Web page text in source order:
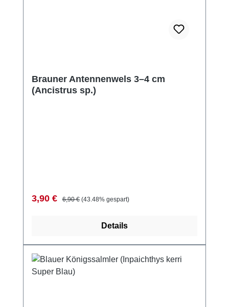
Brauner Antennenwels 3–4 cm
(Ancistrus sp.)
Verkaufspreis:
3,90 € Regulärer Preis:
6,90 € (43.48% gespart)
Details